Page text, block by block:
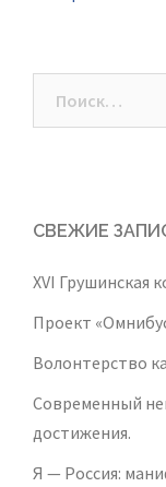
СВЕЖИЕ
XVI Грушинская
Проект
Волонтерство
Современный
достижения.
Я — Россия: